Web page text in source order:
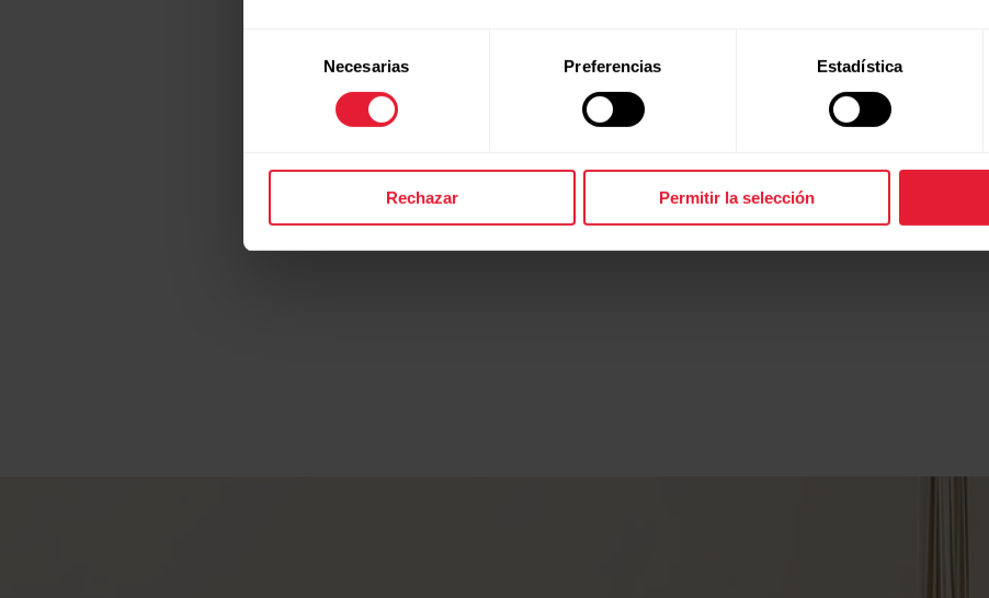
consentimiento
Necesarias Preferencias Estadística
Rechazar Permitir la selección